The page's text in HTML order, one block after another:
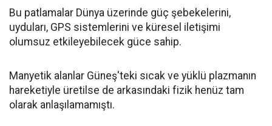
Bu patlamalar Dünya üzerinde güç şebekelerini,
uyduları, GPS sistemlerini ve küresel iletişimi
olumsuz etkileyebilecek güce sahip.
Manyetik alanlar Güneş'teki sıcak ve yüklü plazmanın
hareketiyle üretilse de arkasındaki fizik henüz tam
olarak anlaşılamamıştı.